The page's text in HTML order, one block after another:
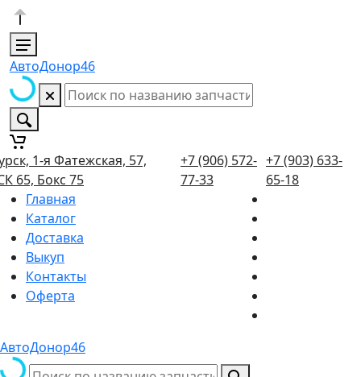
АвтоДонор46
1-я Фатежская, 57,
65, Бокс 75
+7 (906) 572-
77-33
+7 (903) 633-
65-18
Главная
Каталог
Доставка
Выкуп
Контакты
Оферта
АвтоДонор46